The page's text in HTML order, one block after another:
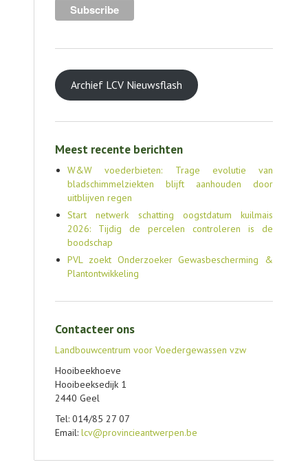
Archief LCV Nieuwsflash
Meest recente berichten
W&W voederbieten: Trage evolutie van
bladschimmelziekten blijft aanhouden door
uitblijven regen
Start netwerk schatting oogstdatum kuilmais
2026: Tijdig de percelen controleren is de
boodschap
PVL zoekt Onderzoeker Gewasbescherming &
Plantontwikkeling
Contacteer ons
Landbouwcentrum voor Voedergewassen vzw
Hooibeekhoeve
Hooibeeksedijk 1
2440 Geel
Tel: 014/85 27 07
Email: lcv@provincieantwerpen.be